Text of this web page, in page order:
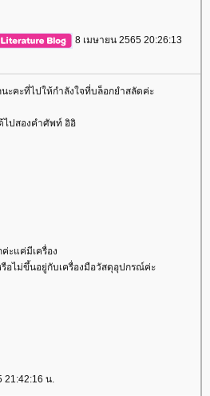
8 เมษายน 2565 20:26:13
คะที่ไปให้กำลังใจที่บล็อกยำสลัดค่ะ
ไปสองคำศัพท์ อิอิ
ะแค่มีเครื่อง
รือไม่ขึ้นอยู่กับเครื่องมือวัสดุอุปกรณ์ค่ะ
21:42:16 น.